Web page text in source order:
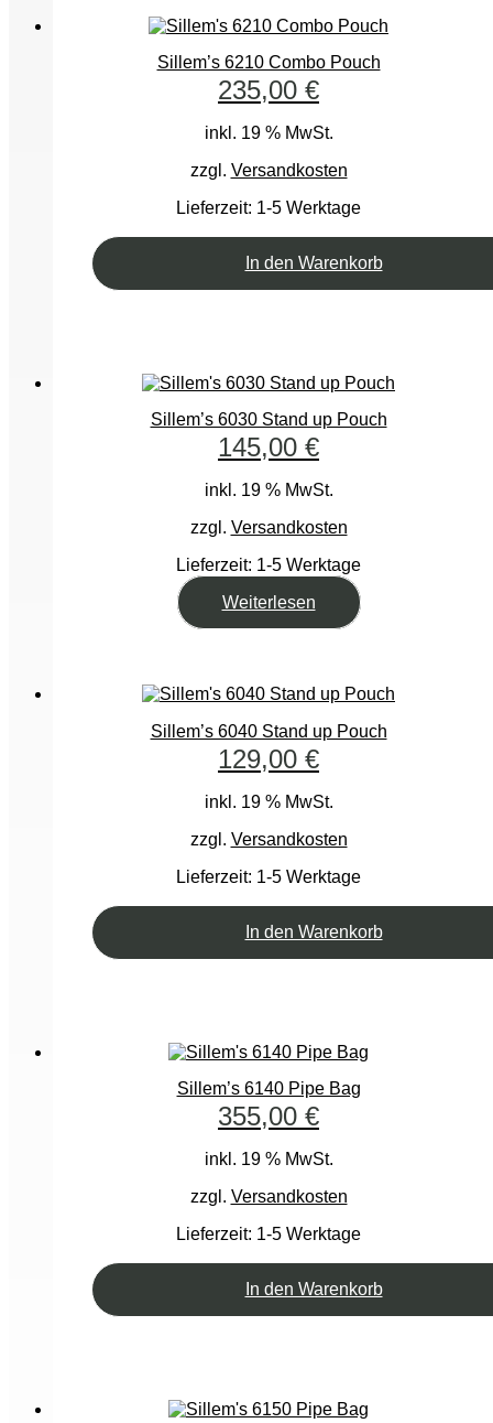
Sillem’s 6210 Combo Pouch
235,00 €
inkl. 19 % MwSt.
zzgl. Versandkosten
Lieferzeit: 1-5 Werktage
In den Warenkorb
Sillem’s 6030 Stand up Pouch
145,00 €
inkl. 19 % MwSt.
zzgl. Versandkosten
Lieferzeit: 1-5 Werktage
Weiterlesen
Sillem’s 6040 Stand up Pouch
129,00 €
inkl. 19 % MwSt.
zzgl. Versandkosten
Lieferzeit: 1-5 Werktage
In den Warenkorb
Sillem’s 6140 Pipe Bag
355,00 €
inkl. 19 % MwSt.
zzgl. Versandkosten
Lieferzeit: 1-5 Werktage
In den Warenkorb